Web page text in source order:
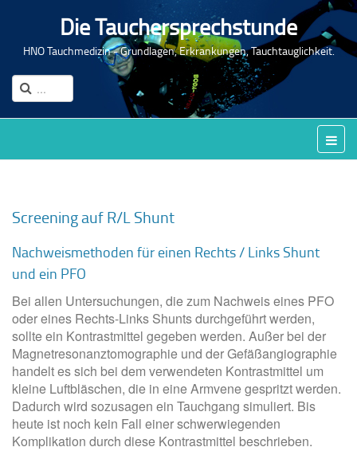
Die Tauchersprechstunde
HNO Tauchmedizin - Grundlagen, Erkrankungen, Tauchtauglichkeit.
Screening auf R/L Shunt
Nachweismethoden für einen Rechts / Links Shunt
und ein PFO
Bei allen Untersuchungen, die zum Nachweis eines PFO
oder eines Rechts-Links Shunts durchgeführt werden,
sollte ein Kontrastmittel gegeben werden. Außer bei der
Magnetresonanztomographie und der Gefäßangiographie
handelt es sich bei dem verwendeten Kontrastmittel um
kleine Luftbläschen, die in eine Armvene gespritzt werden.
Dadurch wird sozusagen ein Tauchgang simuliert. Bis
heute ist noch kein Fall einer schwerwiegenden
Komplikation durch diese Kontrastmittel beschrieben.